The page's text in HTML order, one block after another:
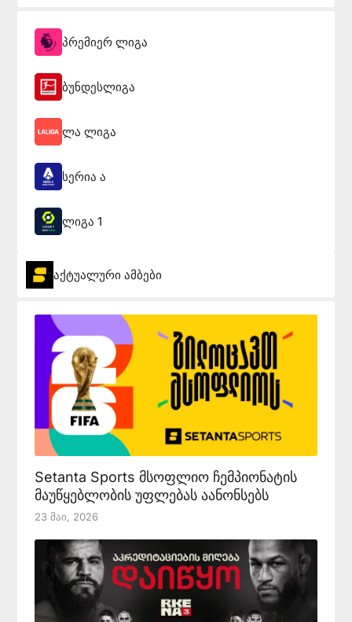
პრემიერ ლიგა
ბუნდესლიგა
ლა ლიგა
სერია ა
ლიგა 1
აქტუალური ამბები
Setanta Sports მსოფლიო ჩემპიონატის
მაუწყებლობის უფლებას აანონსებს
23 Მაი, 2026